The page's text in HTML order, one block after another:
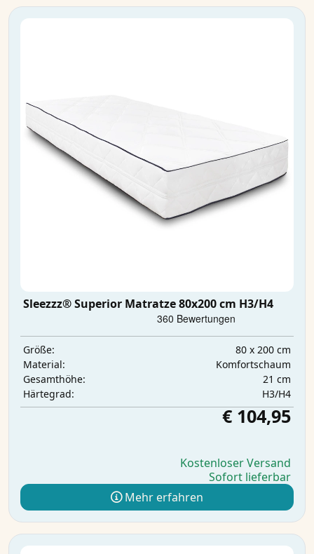
Sleezzz® Superior Matratze 80x200 cm H3/H4
Größe:
80 x 200 cm
Material:
Komfortschaum
Gesamthöhe:
21 cm
Härtegrad:
H3/H4
€ 104,95
Kostenloser Versand
Sofort lieferbar
Mehr erfahren